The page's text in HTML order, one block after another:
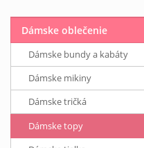
Dámske oblečenie
Dámske bundy a kabáty
Dámske mikiny
Dámske tričká
Dámske topy